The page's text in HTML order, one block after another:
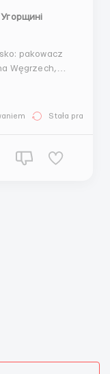
Węgrzech,
procesówStała praca